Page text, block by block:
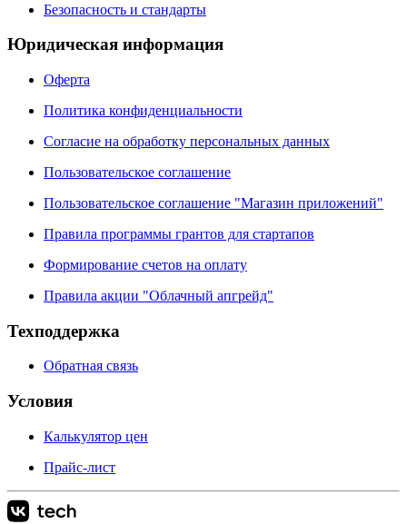
Безопасность и стандарты
Юридическая информация
Оферта
Политика конфиденциальности
Согласие на обработку персональных данных
Пользовательское соглашение
Пользовательское соглашение "Магазин приложений"
Правила программы грантов для стартапов
Формирование счетов на оплату
Правила акции "Облачный апгрейд"
Техподдержка
Обратная связь
Условия
Калькулятор цен
Прайс-лист